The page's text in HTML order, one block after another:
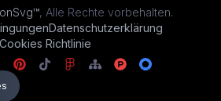
, Alle Rechte vorbehalten.
Datenschutzerklärung
Cookies Richtlinie